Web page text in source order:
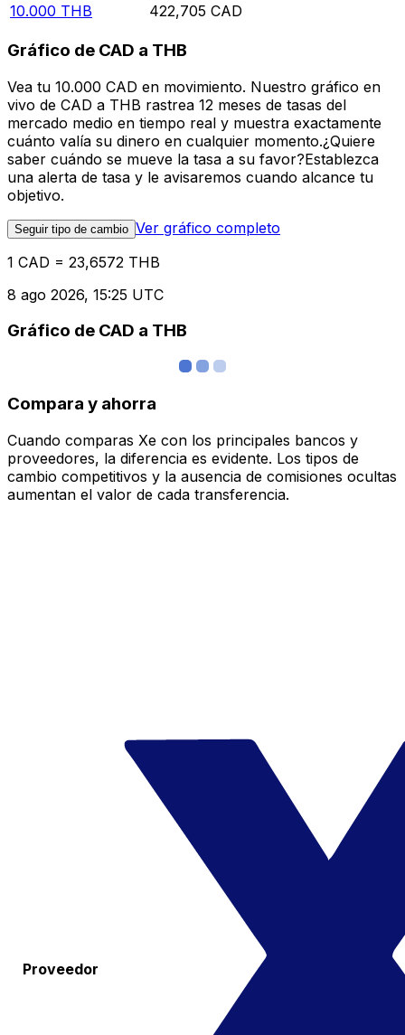
10.000 THB 422,705 CAD
Gráfico de CAD a THB
Vea tu 10.000 CAD en movimiento. Nuestro gráfico en
vivo de CAD a THB rastrea 12 meses de tasas del
mercado medio en tiempo real y muestra exactamente
cuánto valía su dinero en cualquier momento.¿Quiere
saber cuándo se mueve la tasa a su favor?Establezca
una alerta de tasa y le avisaremos cuando alcance tu
objetivo.
Seguir tipo de cambio Ver gráfico completo
1 CAD = 23,6572 THB
8 ago 2026, 15:25 UTC
Gráfico de CAD a THB
Compara y ahorra
Cuando comparas Xe con los principales bancos y
proveedores, la diferencia es evidente. Los tipos de
cambio competitivos y la ausencia de comisiones ocultas
aumentan el valor de cada transferencia.
Proveedor